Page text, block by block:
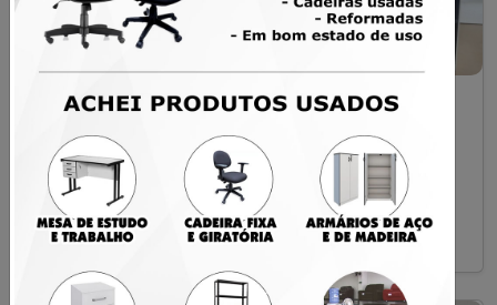
Quadro de Avisos
Moldura de Madeira
R$ 40,00
Santa Maria
Detector de Fumaça
Stratos Micra 25
R$ 1.200,00
Santa Maria